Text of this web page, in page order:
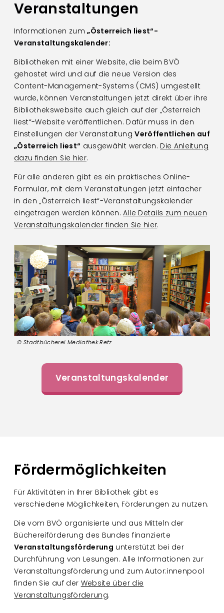
Veranstaltungen
Informationen zum„Österreich liest“-
Veranstaltungskalender:
Bibliotheken mit einer Website, die beim BVÖ
gehostet wird und auf die neue Version des
Content-Management-Systems (CMS) umgestellt
wurde, können Veranstaltungen jetzt direkt über ihre
Bibliothekswebsite auch gleich auf der „Österreich
liest“-Website veröffentlichen. Dafür muss in den
Einstellungen der VeranstaltungVeröffentlichen auf
„Österreich liest“ ausgewählt werden. Die Anleitung
dazu finden Sie hier.
Für alle anderen gibt es ein praktisches Online-
Formular, mit dem Veranstaltungen jetzt einfacher
in den „Österreich liest“-Veranstaltungskalender
eingetragen werden können.Alle Details zum neuen
Veranstaltungskalender finden Sie hier.
Stadtbücherei Mediathek Retz
Veranstaltungskalender
Fördermöglichkeiten
Für Aktivitäten in Ihrer Bibliothek gibt es
verschiedene Möglichkeiten, Förderungen zu nutzen.
Die vom BVÖ organisierte und aus Mitteln der
Büchereiförderung des Bundes finanzierte
Veranstaltungsförderung unterstützt bei der
Durchführung von Lesungen. Alle Informationen zur
Veranstaltungsförderung und zum Autor:innenpool
finden Sie auf der Website über die
Veranstaltungsförderung.